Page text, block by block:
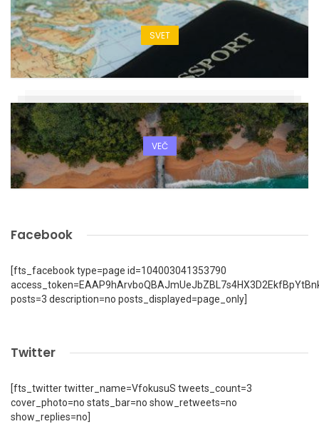
SVET
VEČ
Facebook
[fts_facebook type=page id=104003041353790
posts=3 description=no posts_displayed=page_only]
Twitter
[fts_twitter twitter_name=VfokusuS tweets_count=3
cover_photo=no stats_bar=no show_retweets=no
show_replies=no]